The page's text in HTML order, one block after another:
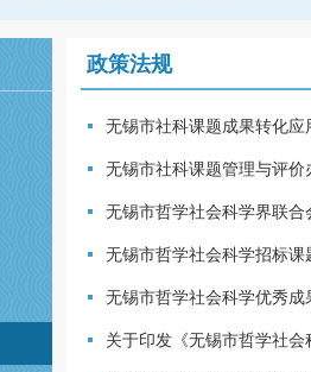
政策法规
无锡市社科课题成果转化应
无锡市社科课题管理与评价
无锡市哲学社会科学界联
无锡市哲学社会科学招标
无锡市哲学社会科学优秀成
关于印发《无锡市哲学社